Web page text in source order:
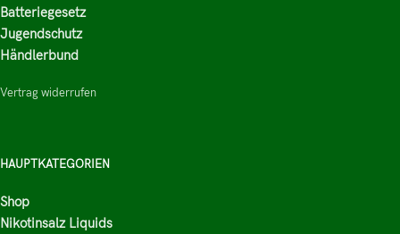
Batteriegesetz
Jugendschutz
Händlerbund
Vertrag widerrufen
HAUPTKATEGORIEN
Shop
Nikotinsalz Liquids